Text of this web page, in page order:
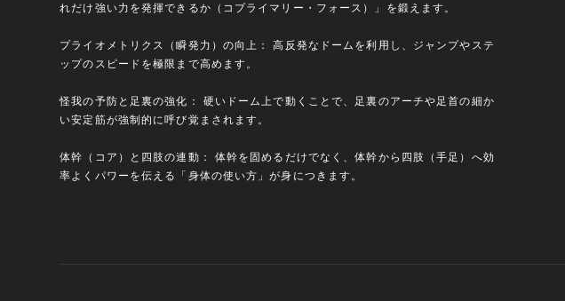
れだけ強い力を発揮できるか（コプライマリー・フォース）」を鍛えます。
プライオメトリクス（瞬発力）の向上： 高反発なドームを利用し、ジャンプやステ
ップのスピードを極限まで高めます。
怪我の予防と足裏の強化： 硬いドーム上で動くことで、足裏のアーチや足首の細か
い安定筋が強制的に呼び覚まされます。
体幹（コア）と四肢の連動： 体幹を固めるだけでなく、体幹から四肢（手足）へ効
率よくパワーを伝える「身体の使い方」が身につきます。